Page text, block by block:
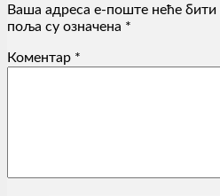
Ваша адреса е-поште неће бити
поља су означена *
Коментар *